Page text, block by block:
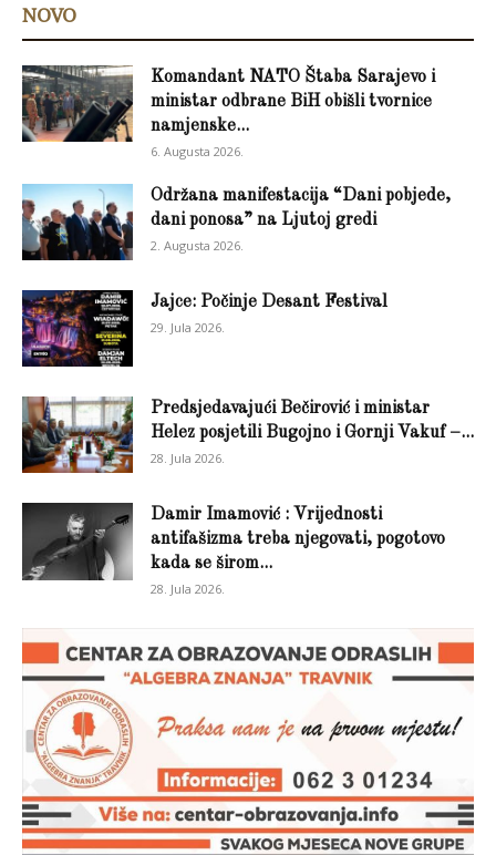
NOVO
Komandant NATO Štaba Sarajevo i
ministar odbrane BiH obišli tvornice
namjenske...
6. Augusta 2026.
Održana manifestacija “Dani pobjede,
dani ponosa” na Ljutoj gredi
2. Augusta 2026.
Jajce: Počinje Desant Festival
29. Jula 2026.
Predsjedavajući Bečirović i ministar
Helez posjetili Bugojno i Gornji Vakuf –...
28. Jula 2026.
Damir Imamović : Vrijednosti
antifašizma treba njegovati, pogotovo
kada se širom...
28. Jula 2026.